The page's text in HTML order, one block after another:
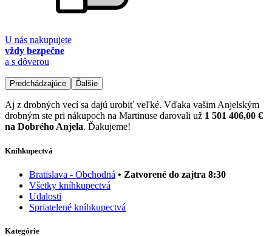
U nás nakupujete
vždy bezpečne
a s dôverou
Predchádzajúce Ďalšie
Aj z drobných vecí sa dajú urobiť veľké. Vďaka vašim Anjelským
drobným ste pri nákupoch na Martinuse darovali už 1 501 406,00 €
na Dobrého Anjela. Ďakujeme!
Kníhkupectvá
Bratislava - Obchodná • Zatvorené do zajtra 8:30
Všetky kníhkupectvá
Udalosti
Spriatelené kníhkupectvá
Kategórie